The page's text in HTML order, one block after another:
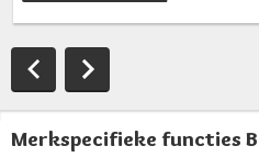
Merkspecifieke functies